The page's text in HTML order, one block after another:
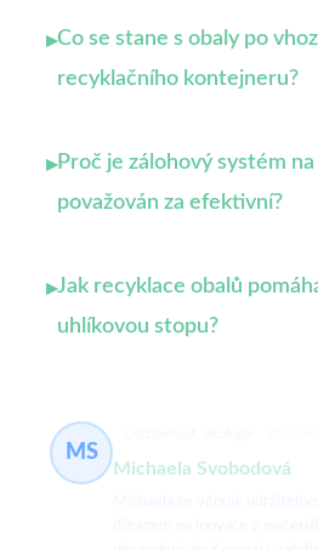
▸Co se stane s obaly po
recyklačního kontejneru?
▸Proč je zálohový systém na
považován za efektivní?
▸Jak recyklace obalů
uhlíkovou stopu?
MS
Michaela Svobodová